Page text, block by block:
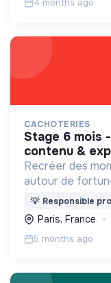
4 months ago
CACHOTERIES
stage 6 mois - chargé.e de communication,
contenu &
Recréer des
autour de
bas) et surtout
💡 Responsible
Paris, France
5 months ago